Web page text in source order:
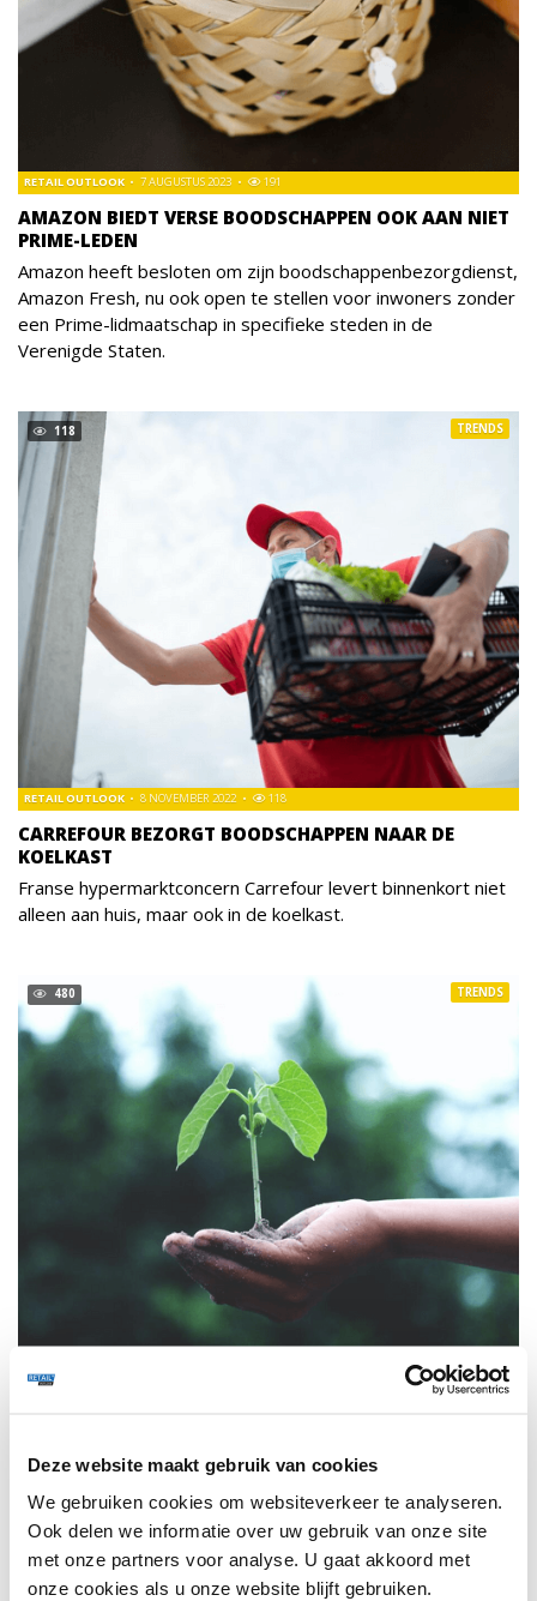
Deze website maakt gebruik van cookies
We gebruiken cookies om websiteverkeer te analyseren.
Ook delen we informatie over uw gebruik van onze site
met onze partners voor analyse. U gaat akkoord met
onze cookies als u onze website blijft gebruiken.
AMAZON BIEDT VERSE BOODSCHAPPEN OOK AAN NIET
PRIME-LEDEN
RETAIL OUTLOOK 7 AUGUSTUS 2023 191
Amazon heeft besloten om zijn boodschappenbezorgdienst,
Amazon Fresh, nu ook open te stellen voor inwoners zonder
een Prime-lidmaatschap in specifieke steden in de
Verenigde Staten.
118
CARREFOUR BEZORGT BOODSCHAPPEN NAAR DE
KOELKAST
RETAIL OUTLOOK 8 NOVEMBER 2022 118
TRENDS
Franse hypermarktconcern Carrefour levert binnenkort niet
alleen aan huis, maar ook in de koelkast.
480
LIDL ZWEDEN STOPT MET IMPORTVLUCHTEN VAN
TRENDS
met het importeren van fruit en groenten via luchttransport
stopt.
284